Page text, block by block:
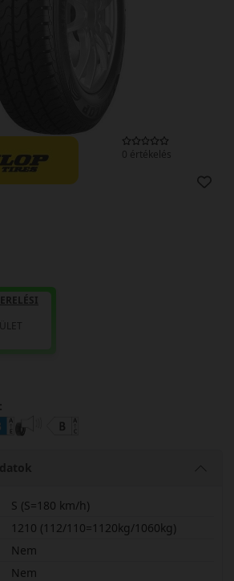
0 értékelés
S (S=180 km/h)
1210 (112/110=1120kg/1060kg)
Nem
Nem